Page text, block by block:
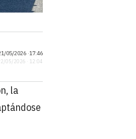
05/2026 ·17:46
05/2026 · 12:04
la